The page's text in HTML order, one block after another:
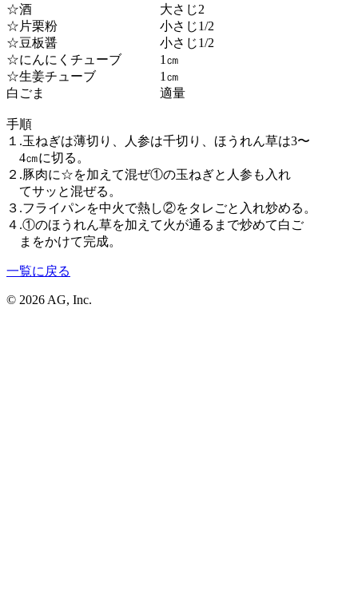
☆酒 大さじ2
☆片栗粉 小さじ1/2
☆豆板醤 小さじ1/2
☆にんにくチューブ 1㎝
☆生姜チューブ 1㎝
白ごま 適量
手順
１.玉ねぎは薄切り、人参は千切り、ほうれん草は3〜
4㎝に切る。
２.豚肉に☆を加えて混ぜ①の玉ねぎと人参も入れ
てサッと混ぜる。
３.フライパンを中火で熱し②をタレごと入れ炒める。
４.①のほうれん草を加えて火が通るまで炒めて白ご
まをかけて完成。
一覧に戻る
© 2026 AG, Inc.